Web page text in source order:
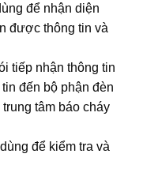
để nhận diện
được thông tin và
tiếp nhận thông tin
đến bộ phận đèn
tâm báo cháy
để kiểm tra và